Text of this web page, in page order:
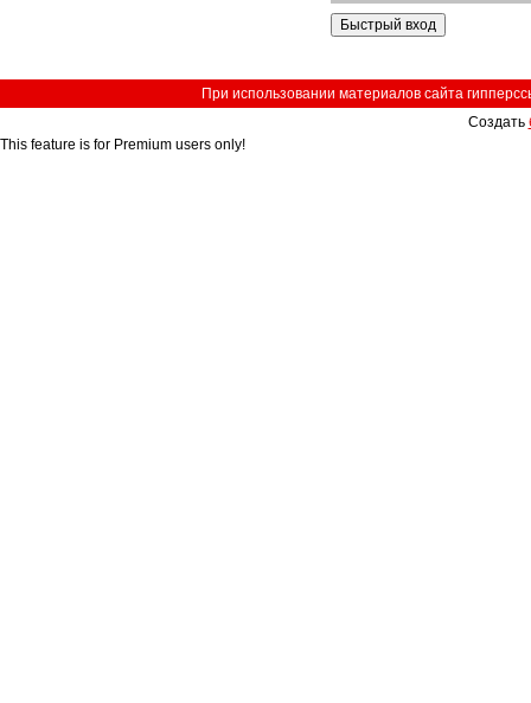
При использовании материалов сайта
Создать
This feature is for Premium users only!